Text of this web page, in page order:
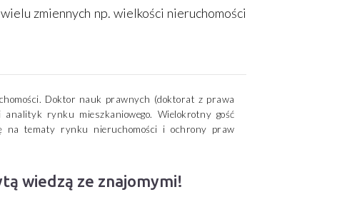
zmiennych np. wielkości nieruchomości
Doktor nauk prawnych (doktorat z prawa
rynku mieszkaniowego. Wielokrotny gość
na tematy rynku nieruchomości i ochrony praw
wiedzą ze znajomymi!